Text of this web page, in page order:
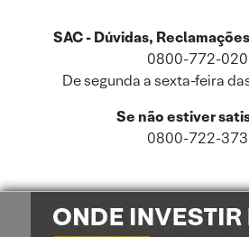
SAC - Dúvidas,
0800-772-
De segunda a sexta-feira
Se não estiver
0800-722-
Este site usa cookies e dados pessoais de
Cookies
e a nossaPolítica de